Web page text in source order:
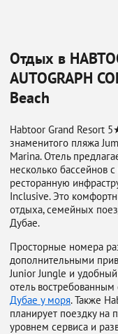
Отдых в
AUTOGRAPH
Beach
Habtoor Grand Resort
знаменитого пляжа
Marina. Отель
несколько бассейнов
ресторанную
Inclusive. Это
отдыха, семейных
Дубае.
Просторные номера
дополнительными
Junior Jungle и
отель
Дубае у моря. Также
планирует поездку на
уровнем сервиса и